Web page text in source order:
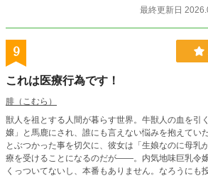
最終更新日
9
これは医療行為です！
腓（こむら）
獣人を祖とする人間が暮らす世界。牛獣人の血を引
嬢」と馬鹿にされ、誰にも言えない悩みを抱えてい
とぶつかった事を切欠に、彼女は「生娘なのに母乳
療を受けることになるのだが――。内気地味巨乳令
くっついてないし、本番もありません。なろうにも